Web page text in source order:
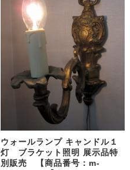
ウォールランプ キャンドル１
灯 ブラケット照明 展示品特
別販売 【商品番号：m-